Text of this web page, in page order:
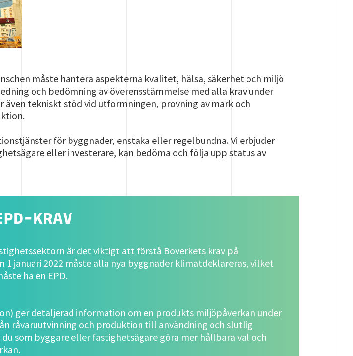
måste hantera aspekterna kvalitet, hälsa, säkerhet och miljö
och bedömning av överensstämmelse med alla krav under
även tekniskt stöd vid utformningen, provning av mark och
för byggnader, enstaka eller regelbundna. Vi erbjuder
eller investerare, kan bedöma och följa upp status av
KRAV
är det viktigt att förstå Boverkets krav på
1 januari 2022 måste alla nya byggnader klimatdeklareras, vilket
ha en EPD.
ger detaljerad information om en produkts miljöpåverkan under
råvaruutvinning och produktion till användning och slutlig
som byggare eller fastighetsägare göra mer hållbara val och